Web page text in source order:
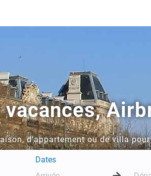
d'appartement ou de villa
Dates